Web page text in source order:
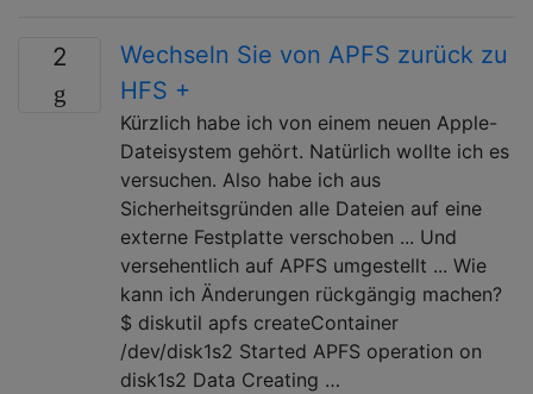
2
Wechseln Sie von APFS zurück zu
HFS +
Kürzlich habe ich von einem neuen Apple-
Dateisystem gehört. Natürlich wollte ich es
versuchen. Also habe ich aus
Sicherheitsgründen alle Dateien auf eine
externe Festplatte verschoben ... Und
versehentlich auf APFS umgestellt ... Wie
kann ich Änderungen rückgängig machen?
$ diskutil apfs createContainer
/dev/disk1s2 Started APFS operation on
disk1s2 Data Creating …